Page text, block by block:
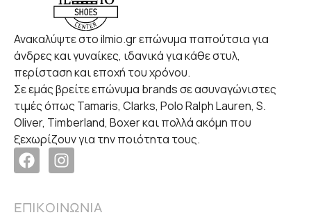
Ανακαλύψτε στο ilmio.gr επώνυμα παπούτσια για
άνδρες και γυναίκες, ιδανικά για κάθε στυλ,
περίσταση και εποχή του χρόνου.
Σε εμάς βρείτε επώνυμα brands σε ασυναγώνιστες
τιμές όπως Tamaris, Clarks, Polo Ralph Lauren, S.
Oliver, Timberland, Boxer και πολλά ακόμη που
ξεχωρίζουν για την ποιότητα τους.
ΕΠΙΚΟΙΝΩΝΙΑ